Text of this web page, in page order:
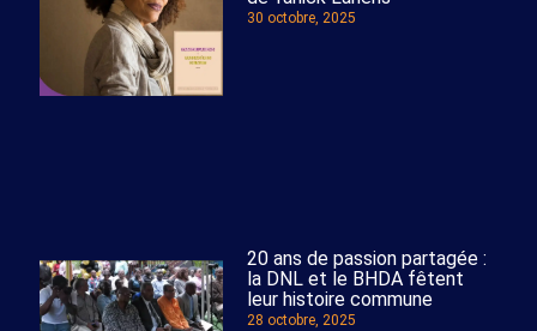
30 octobre, 2025
20 ans de passion partagée :
la DNL et le BHDA fêtent
leur histoire commune
28 octobre, 2025